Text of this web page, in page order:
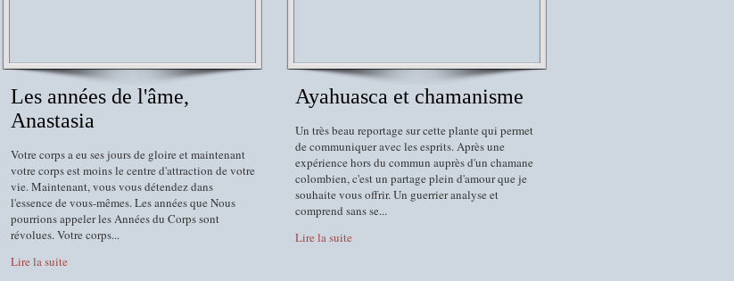
Les années de l'âme,
Anastasia
Votre corps a eu ses jours de gloire et maintenant
votre corps est moins le centre d'attraction de votre
vie. Maintenant, vous vous détendez dans
l'essence de vous-mêmes. Les années que Nous
pourrions appeler les Années du Corps sont
révolues. Votre corps...
Lire la suite
Ayahuasca et chamanisme
Un très beau reportage sur cette plante qui permet
de communiquer avec les esprits. Après une
expérience hors du commun auprès d'un chamane
colombien, c'est un partage plein d'amour que je
souhaite vous offrir. Un guerrier analyse et
comprend sans se...
Lire la suite